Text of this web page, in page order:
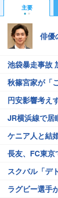
主要
俳優
池袋暴走事故
秋篠宮家が「
円安影響考え
JR横浜線で居
ケニア人と結
長友、FC東京
スクバル「デ
ラグビー選手